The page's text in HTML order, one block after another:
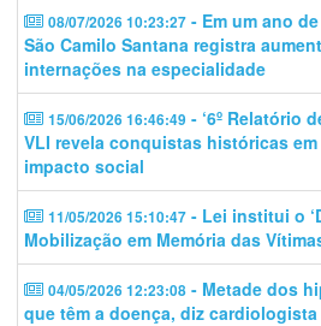
08/07/2026 10:23:27 - Em um ano
São Camilo Santana registra
internações na especialidade
15/06/2026 16:46:49 - ‘6º Relatório
VLI revela conquistas históricas
impacto social
11/05/2026 15:10:47 - Lei institui o
Mobilização em Memória das
04/05/2026 12:23:08 - Metade dos
que têm a doença, diz cardiologista